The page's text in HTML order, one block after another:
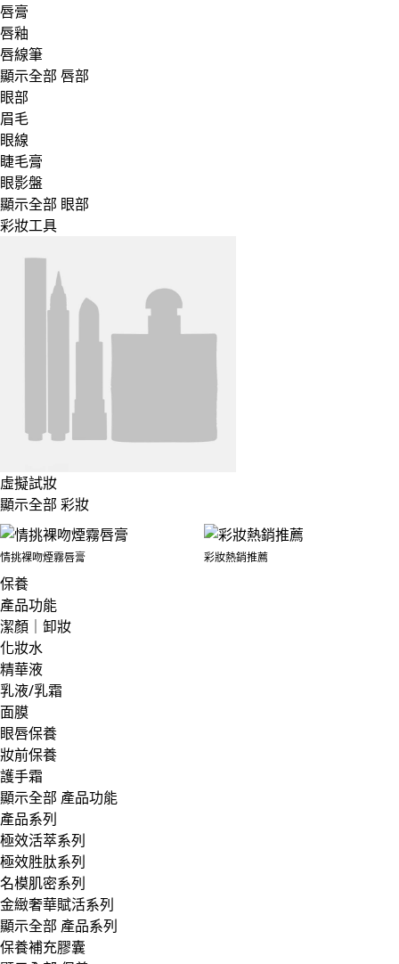
唇膏
唇釉
唇線筆
顯示全部 唇部
眼部
眉毛
眼線
睫毛膏
眼影盤
顯示全部 眼部
彩妝工具
虛擬試妝
顯示全部 彩妝
情挑裸吻煙霧唇膏 彩妝熱銷推薦
保養
產品功能
潔顏｜卸妝
化妝水
精華液
乳液/乳霜
面膜
眼唇保養
妝前保養
護手霜
顯示全部 產品功能
產品系列
極效活萃系列
極效胜肽系列
名模肌密系列
金緻奢華賦活系列
顯示全部 產品系列
保養補充膠囊